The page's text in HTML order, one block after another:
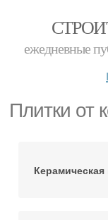
ежедневные
Плитки от
Керамическая